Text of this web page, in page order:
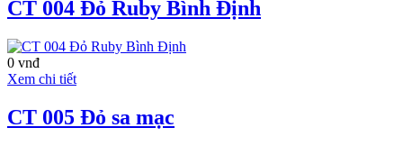
CT 004 Đỏ Ruby Bình Định
0 vnđ
Xem chi tiết
CT 005 Đỏ sa mạc